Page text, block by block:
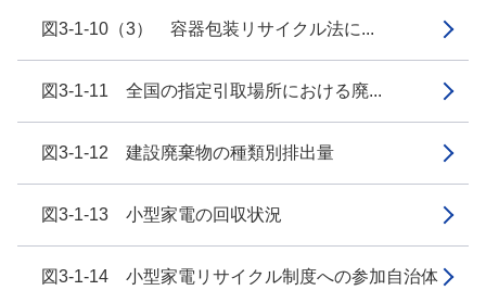
図3-1-10（3） 容器包装リサイクル法に...
図3-1-11 全国の指定引取場所における廃...
図3-1-12 建設廃棄物の種類別排出量
図3-1-13 小型家電の回収状況
図3-1-14 小型家電リサイクル制度への参加自治体